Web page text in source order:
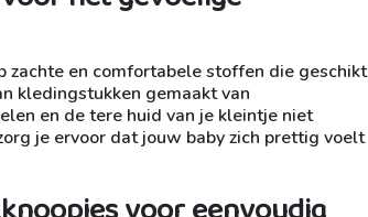
zachte en comfortabele stoffen die geschikt
kledingstukken gemaakt van
en de tere huid van je kleintje niet
je ervoor dat jouw baby zich prettig voelt